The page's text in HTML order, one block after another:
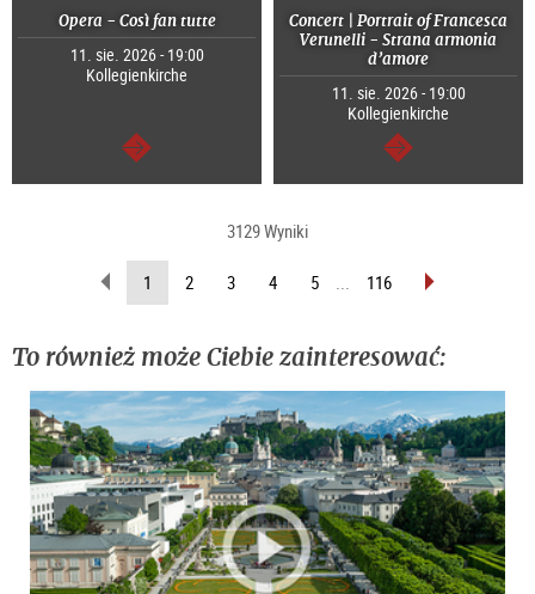
Opera - Così fan tutte
11. sie. 2026 - 19:00
Kollegienkirche
dalej
Concert | Portrait of Francesca
Verunelli - Strana armonia
d’amore
11. sie. 2026 - 19:00
Kollegienkirche
dalej
3129 Wyniki
wstecz1 (Aktualna
strona)
2 3 4 5 ... 116 do
To również może Ciebie zainteresować: